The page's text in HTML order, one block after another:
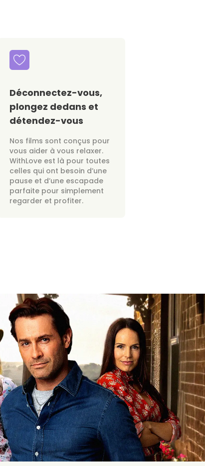
Déconnectez-vous,
plongez dedans et
détendez-vous
Nos films sont conçus pour
vous aider à vous relaxer.
WithLove est là pour toutes
celles qui ont besoin d’une
pause et d’une escapade
parfaite pour simplement
regarder et profiter.